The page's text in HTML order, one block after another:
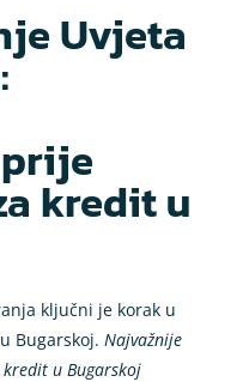
Uvjeta
kredit u
ključni je korak u
Bugarskoj. Najvažnije
u Bugarskoj